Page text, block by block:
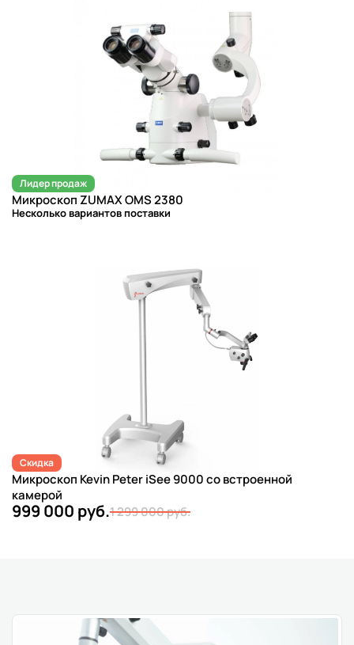
Лидер продаж
Микроскоп ZUMAX OMS 2380
Несколько вариантов поставки
Скидка
Микроскоп Kevin Peter iSee 9000 со встроенной
камерой
999 000 руб.1 299 000 руб.